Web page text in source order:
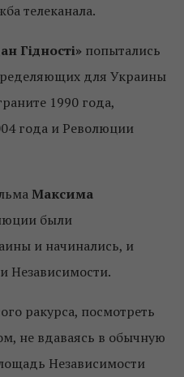
телеканала.
Гідності» попытались
для Украины
1990 года,
года и Революции
Максима
были
и начинались, и
Независимости.
ракурса, посмотреть
не вдаваясь в обычную
Независимости